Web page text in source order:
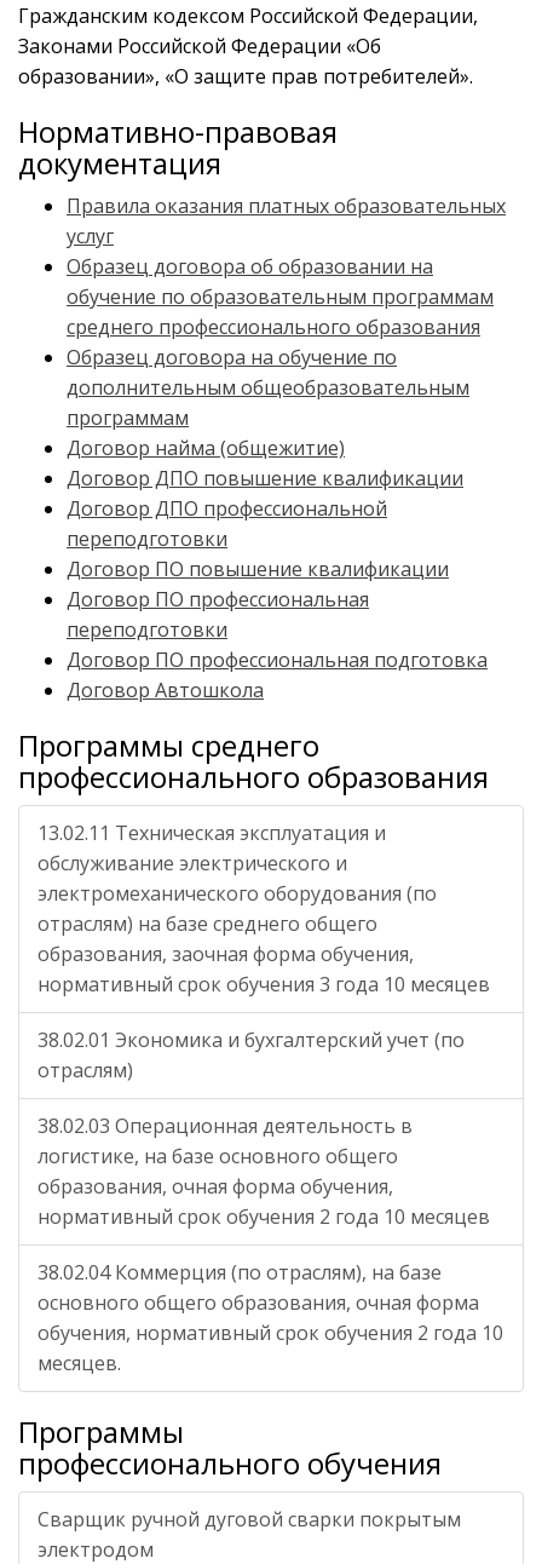
Гражданским кодексом Российской Федерации,
Законами Российской Федерации «Об
образовании», «О защите прав потребителей».
Нормативно-правовая
документация
Правила оказания платных образовательных
услуг
Образец договора об образовании на
обучение по образовательным программам
среднего профессионального образования
Образец договора на обучение по
дополнительным общеобразовательным
программам
Договор найма (общежитие)
Договор ДПО повышение квалификации
Договор ДПО профессиональной
переподготовки
Договор ПО повышение квалификации
Договор ПО профессиональная
переподготовки
Договор ПО профессиональная подготовка
Договор Автошкола
Программы среднего
профессионального образования
13.02.11 Техническая эксплуатация и
обслуживание электрического и
электромеханического оборудования (по
отраслям) на базе среднего общего
образования, заочная форма обучения,
нормативный срок обучения 3 года 10 месяцев
38.02.01 Экономика и бухгалтерский учет (по
отраслям)
38.02.03 Операционная деятельность в
логистике, на базе основного общего
образования, очная форма обучения,
нормативный срок обучения 2 года 10 месяцев
38.02.04 Коммерция (по отраслям), на базе
основного общего образования, очная форма
обучения, нормативный срок обучения 2 года 10
месяцев.
Программы
профессионального обучения
Сварщик ручной дуговой сварки покрытым
электродом